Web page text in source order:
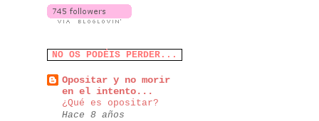
NO OS PODÉIS PERDER...
Opositar y no morir
en el intento...
¿Qué es opositar?
Hace 8 años